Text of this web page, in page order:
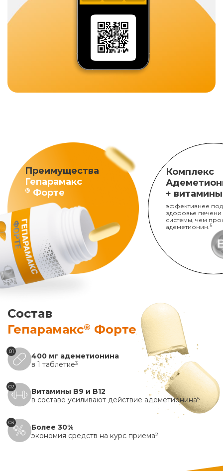
Преимущества
Гепарамакс
® Форте
Комплекс
+
эффективнее
здоровье печени
системы, чем
адеметионин. 5
Состав
Гепарамакс® Форте
01
400 мг адеметионина
в 1 таблетке3
02
Витамины B9 и B12
в составе усиливают действие адеметионина5
03
Более 30%
экономия средств на курс приема2